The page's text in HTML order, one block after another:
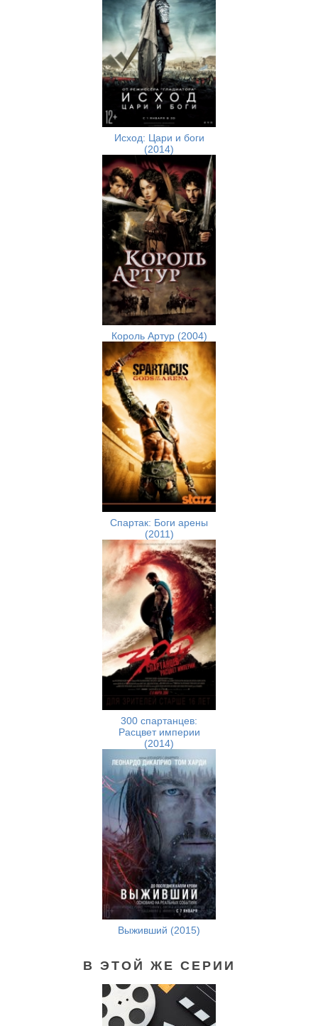
Исход: Цари и боги
(2014)
Король Артур (2004)
Спартак: Боги арены
(2011)
300 спартанцев:
Расцвет империи
(2014)
Выживший (2015)
В ЭТОЙ ЖЕ СЕРИИ